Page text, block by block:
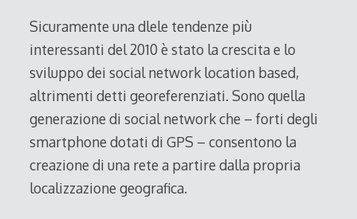
Sicuramente una dlele tendenze più
interessanti del 2010 è stato la crescita e lo
sviluppo dei social network location based,
altrimenti detti georeferenziati. Sono quella
generazione di social network che – forti degli
smartphone dotati di GPS – consentono la
creazione di una rete a partire dalla propria
localizzazione geografica.